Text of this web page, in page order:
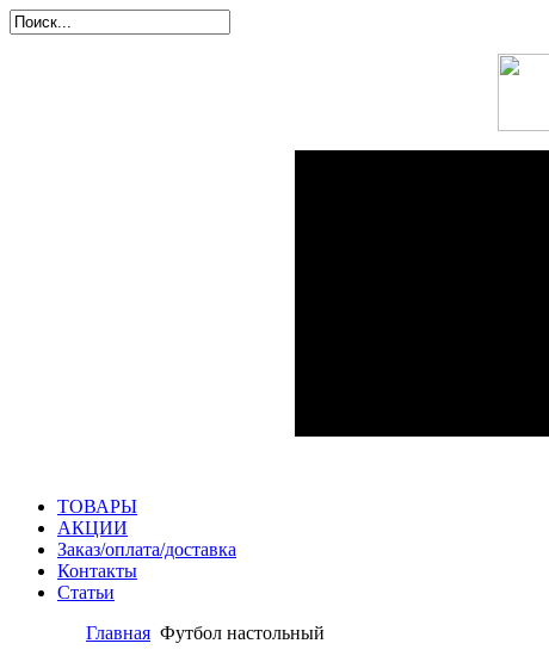
ТОВАРЫ
АКЦИИ
Заказ/оплата/доставка
Контакты
Статьи
Главная Футбол настольный